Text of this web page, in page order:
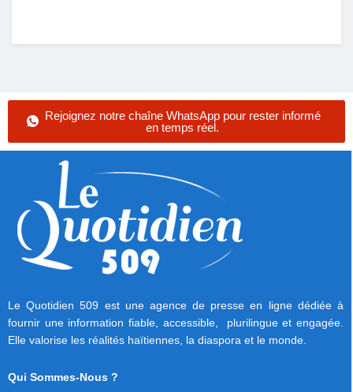
Rejoignez notre chaîne WhatsApp pour rester informé
en temps réel.
Le Quotidien 509 est une agence de presse en ligne dédiée à
fournir une information fiable, accessible, plurilingue et engagée.
Elle valorise les réalités haïtiennes, la diaspora et le monde.
Qui Sommes-Nous ?